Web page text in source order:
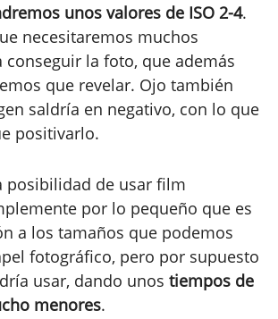
unos valores de ISO 2-4.
necesitaremos muchos
conseguir la foto, que además
que revelar. Ojo también
saldría en negativo, con lo que
positivarlo.
posibilidad de usar film
por lo pequeño que es
a los tamaños que podemos
fotográfico, pero por supuesto
usar, dando unos tiempos de
menores.